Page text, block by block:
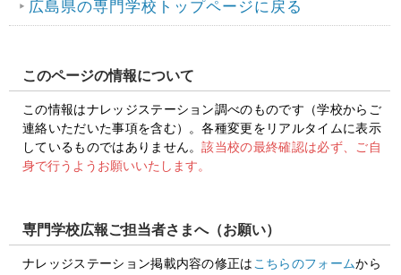
広島県の専門学校トップページに戻る
このページの情報について
この情報はナレッジステーション調べのものです（学校からご
連絡いただいた事項を含む）。各種変更をリアルタイムに表示
しているものではありません。該当校の最終確認は必ず、ご自
身で行うようお願いいたします。
専門学校広報ご担当者さまへ（お願い）
ナレッジステーション掲載内容の修正は こちらのフォームから